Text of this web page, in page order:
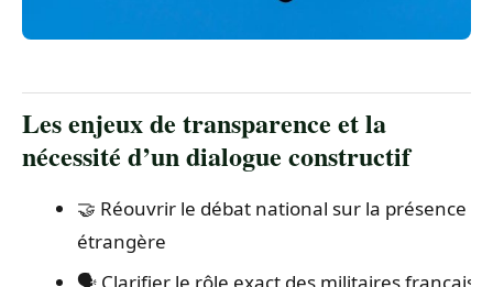
Les enjeux de transparence et la
nécessité d’un dialogue constructif
🤝 Réouvrir le débat national sur la présence
étrangère
🗣️ Clarifier le rôle exact des militaires français à